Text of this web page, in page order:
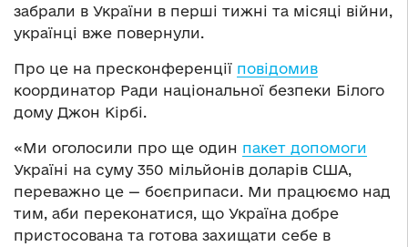
забрали в України в перші тижні та місяці війни,
українці вже повернули.
Про це на пресконференції повідомив
координатор Ради національної безпеки Білого
дому Джон Кірбі.
«Ми оголосили про ще один пакет допомоги
Україні на суму 350 мільйонів доларів США,
переважно це — боєприпаси. Ми працюємо над
тим, аби переконатися, що Україна добре
пристосована та готова захищати себе в